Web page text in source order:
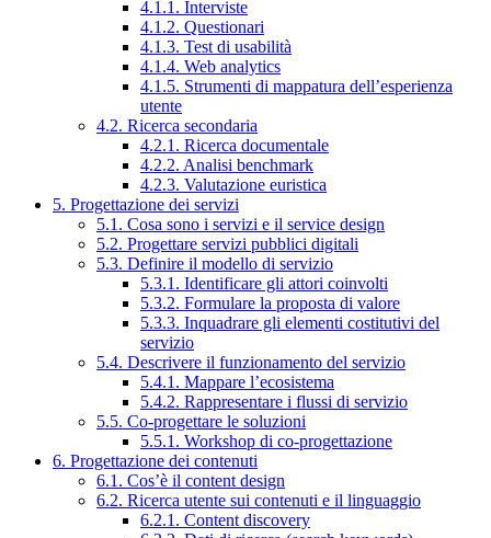
4.1.1. Interviste
4.1.2. Questionari
4.1.3. Test di usabilità
4.1.4. Web analytics
4.1.5. Strumenti di mappatura dell’esperienza
utente
4.2. Ricerca secondaria
4.2.1. Ricerca documentale
4.2.2. Analisi benchmark
4.2.3. Valutazione euristica
5. Progettazione dei servizi
5.1. Cosa sono i servizi e il service design
5.2. Progettare servizi pubblici digitali
5.3. Definire il modello di servizio
5.3.1. Identificare gli attori coinvolti
5.3.2. Formulare la proposta di valore
5.3.3. Inquadrare gli elementi costitutivi del
servizio
5.4. Descrivere il funzionamento del servizio
5.4.1. Mappare l’ecosistema
5.4.2. Rappresentare i flussi di servizio
5.5. Co-progettare le soluzioni
5.5.1. Workshop di co-progettazione
6. Progettazione dei contenuti
6.1. Cos’è il content design
6.2. Ricerca utente sui contenuti e il linguaggio
6.2.1. Content discovery